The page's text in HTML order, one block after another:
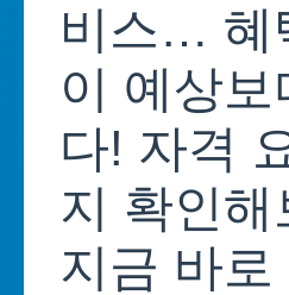
비스… 혜
이 예상보
다! 자격
지 확인해
지금 바로